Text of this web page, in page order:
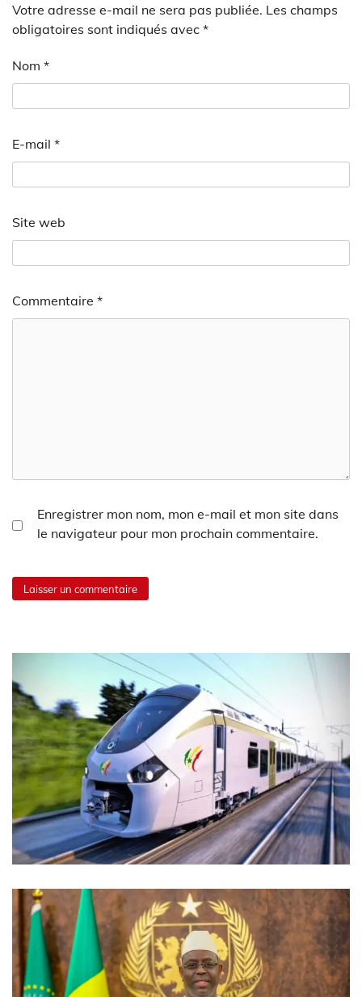
Votre adresse e-mail ne sera pas publiée. Les champs
obligatoires sont indiqués avec *
Nom *
E-mail *
Site web
Commentaire *
Enregistrer mon nom, mon e-mail et mon site dans
le navigateur pour mon prochain commentaire.